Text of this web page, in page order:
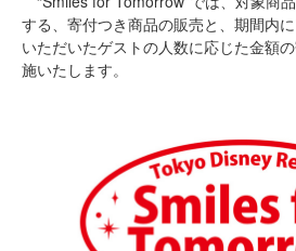
する、寄付つき商品の販売と、期間内
いただいたゲストの人数に応じた金額
施いたします。